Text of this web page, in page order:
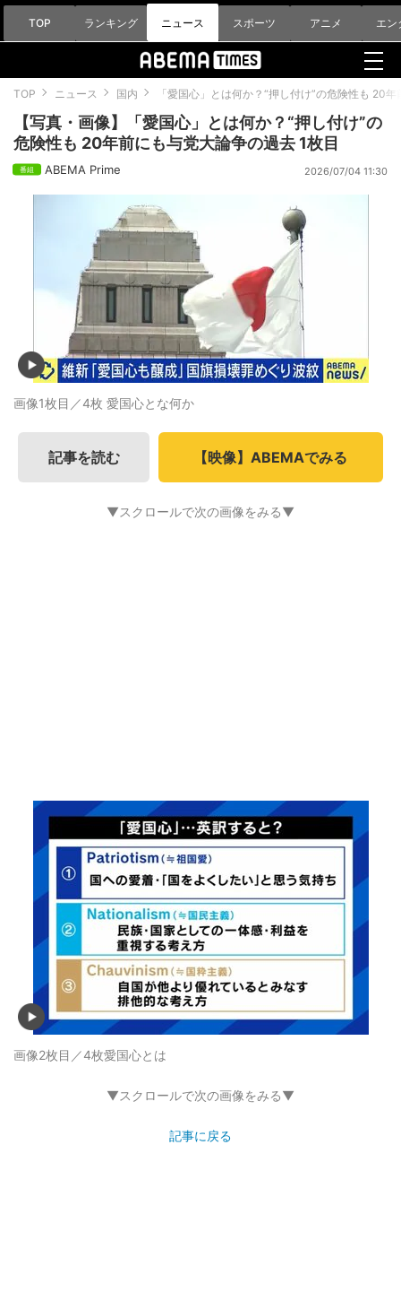
TOP ランキング ニュース スポーツ アニメ エン
TOP ニュース 国内 「愛国心」とは何か？“押し付け”の危険性も 20
【写真・画像】「愛国心」とは何か？“押し付け”の
危険性も 20年前にも与党大論争の過去 1枚目
ABEMA Prime 2026/07/04 11:30
画像1枚目／4枚 愛国心とな何か
記事を読む 【映像】ABEMAでみる
▼スクロールで次の画像をみる▼
画像2枚目／4枚愛国心とは
▼スクロールで次の画像をみる▼
記事に戻る